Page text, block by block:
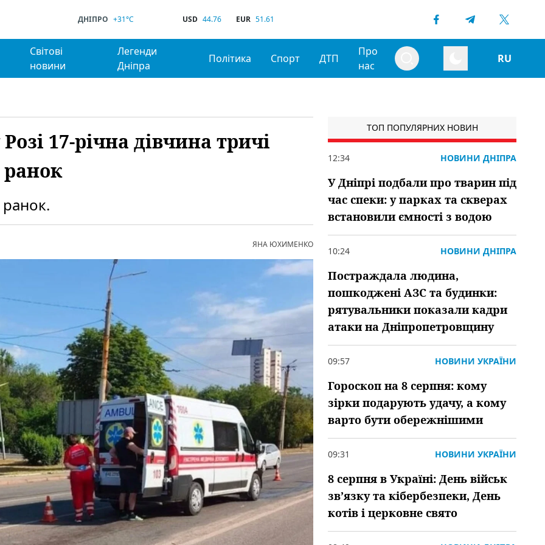
ДНІПРО +31°C USD 44.76 EUR 51.61
Світові
новини
Легенди
Дніпра
Політика Спорт ДТП
Про
нас
RU
17-річна дівчина тричі
ЯНА ЮХИМЕНКО
ТОП ПОПУЛЯРНИХ НОВИН
12:34 НОВИНИ ДНІПРА
У Дніпрі подбали про тварин під
час спеки: у парках та скверах
встановили ємності з водою
10:24 НОВИНИ ДНІПРА
Постраждала людина,
пошкоджені АЗС та будинки:
рятувальники показали кадри
атаки на Дніпропетровщину
09:57 НОВИНИ УКРАЇНИ
Гороскоп на 8 серпня: кому
зірки подарують удачу, а кому
варто бути обережнішими
09:31 НОВИНИ УКРАЇНИ
8 серпня в Україні: День військ
зв’язку та кібербезпеки, День
котів і церковне свято